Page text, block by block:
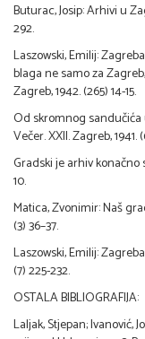
Buturac, Josip: Arhivi u
292.
Laszowski, Emilij:
blaga ne samo za
Zagreb, 1942. (265) 14-15.
Od skromnog
Večer. XXII. Zagreb, 1941.
Gradski je arhiv konačno
10.
Matica, Zvonimir: Naš
(3) 36–37.
Laszowski, Emilij:
(7) 225-232.
OSTALA BIBLIOGRAFIJA:
Laljak, Stjepan; Ivanović,